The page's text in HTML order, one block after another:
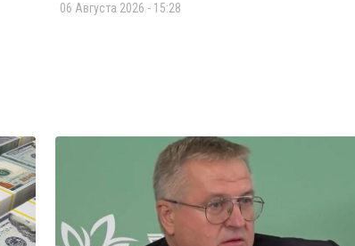
06 Августа 2026 - 15:28